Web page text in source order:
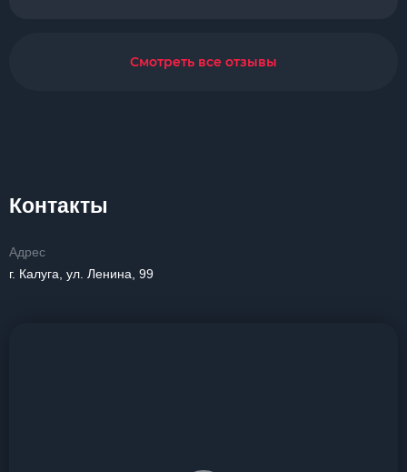
Смотреть все отзывы
Контакты
Адрес
г. Калуга, ул. Ленина, 99